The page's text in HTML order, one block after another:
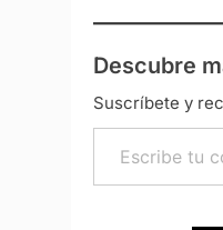
Descubre
Suscríbete y
Escribe tu